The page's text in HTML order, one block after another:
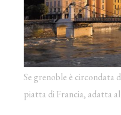
Se grenoble è circondata
piatta di Francia, adatta